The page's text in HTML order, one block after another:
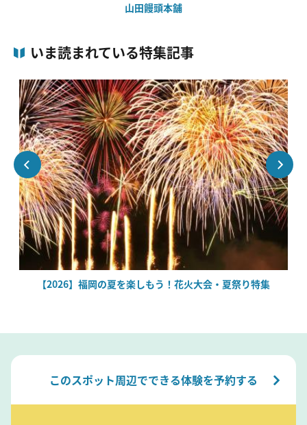
山田饅頭本舗
いま読まれている特集記事
【2026】福岡の夏を楽しもう！花火大会・夏祭り特集
このスポット周辺でできる体験を予約する